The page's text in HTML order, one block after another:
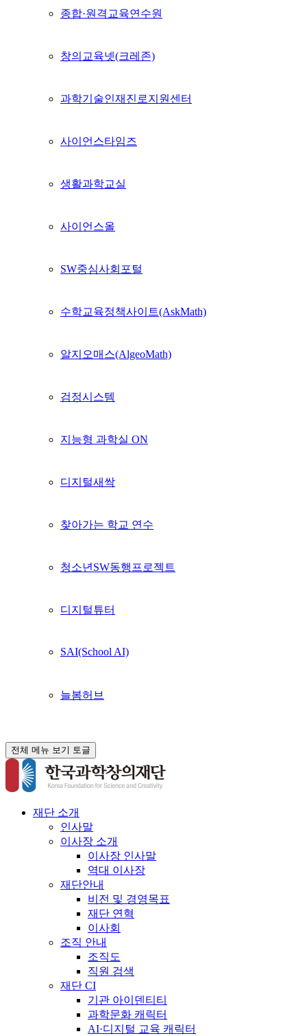
종합·원격교육연수원
창의교육넷(크레존)
과학기술인재진로지원센터
사이언스타임즈
생활과학교실
사이언스올
SW중심사회포털
수학교육정책사이트(AskMath)
알지오매스(AlgeoMath)
검정시스템
지능형 과학실 ON
디지털새싹
찾아가는 학교 연수
청소년SW동행프로젝트
디지털튜터
SAI(School AI)
늘봄허브
전체 메뉴 보기 토글
재단 소개
인사말
이사장 소개
이사장 인사말
역대 이사장
재단안내
비전 및 경영목표
재단 연혁
이사회
조직 안내
조직도
직원 검색
재단 CI
기관 아이덴티티
과학문화 캐릭터
AI·디지털 교육 캐릭터